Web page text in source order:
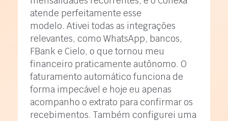
atende perfeitamente esse
modelo. Ativei todas as integrações
relevantes, como WhatsApp, bancos,
FBank e Cielo, o que tornou meu
financeiro praticamente autônomo. O
faturamento automático funciona de
forma impecável e hoje eu apenas
acompanho o extrato para confirmar os
recebimentos. Também configurei uma